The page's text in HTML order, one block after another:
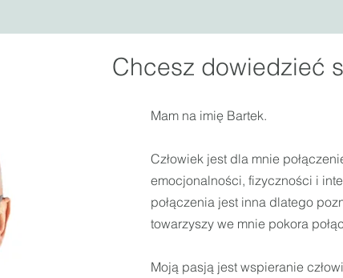
Chcesz dowiedzieć
Mam na imię Bartek.
Człowiek jest dla mnie
emocjonalności, fizyczności i
połączenia jest inna dlatego
towarzyszy we mnie pokora
Moją pasją jest wspieranie